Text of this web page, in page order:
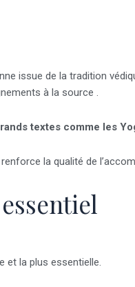
issue de la tradition
à la source .
textes comme les
la qualité de
et la plus essentielle.